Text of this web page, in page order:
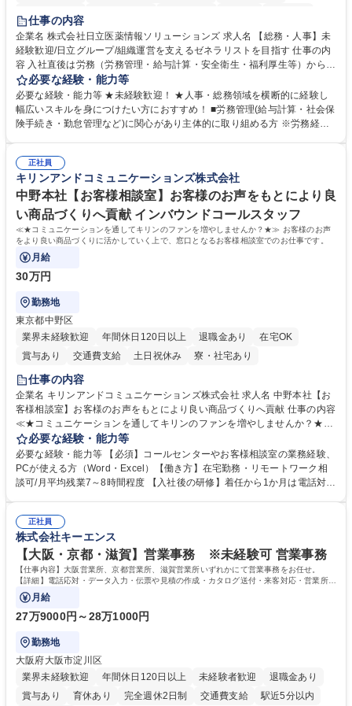
住宅手当あり
育休あり
完全週休2日制 交通費支給 土日祝休み 寮・社宅あり
仕事の内容
企業名 株式会社日立医薬情報ソリューションズ 求人名 【総務・人事】未
経験歓迎/日立グループ/組織運営を支えるゼネラリストを目指す 仕事の内
容 入社直後は労務（労務管理・給与計算・安全衛生・福利厚生等）からお
任せいたします。将来は総務・採用・教育業務へ守備範囲を広げ、組織運
営を支えるゼネラリストをめざせます。 ・初期業務：労働時間管理、給与
計算、社会保険対応、福利厚生管理、安全衛生、健康経営推進等をお任せ
します。ご経験に応じて、休職者管理など、幅広く経験を積んでいただき
幅広く経験を積みたい意欲がある方に最適な環境です。 募集職種 【総
務・人事】未経験歓迎/日立グループ/組織運営を支えるゼネラリストを目
指す
必要な経験・能力等
必要な経験・能力等 ★未経験歓迎！ ★人事・総務領域を横断的に経験し
幅広いスキルを身につけたい方におすすめ！ ■労務管理(給与計算・社会保
険手続き・勤怠管理など)に関心があり主体的に取り組める方 ※労務経験
のご経験 ■労務管理（給与計算・社会保険手続き・勤怠管理など）の経験
■衛生管理者の資格をお持ちの方 学歴・資格 学歴：大学院 大学 高専 短大
専修学校 高校 語学力： 資格：
正社員
キリンアンドコミュニケーションズ株式会社
中野本社【お客様相談室】お客様のお声をもとにより良
い商品づくりへ貢献 インバウンドコールスタッフ
≪★コミュニケーションを通してキリンのファンを増やしませんか？★≫ お客様のお声
をより良い商品づくりに活かしていく上で、窓口となるお客様相談室でのお仕事です。
月給
30万円
勤務地
東京都中野区
業界未経験歓迎
年間休日120日以上 退職金あり
在宅OK
賞与あり
交通費支給 土日祝休み 寮・社宅あり
仕事の内容
企業名 キリンアンドコミュニケーションズ株式会社 求人名 中野本社【お
客様相談室】お客様のお声をもとにより良い商品づくりへ貢献 仕事の内容
≪★コミュニケーションを通してキリンのファンを増やしませんか？★≫
お客様のお声をより良い商品づくりに活かしていく上で、窓口となるお客
様相談室でのお仕事です。 日々お客様からいただくキリングループへのご
意見を、企業活動に活かしています。お客様からの声に迅速かつ誠意をも
って対応、情報提供するとともにグループ内活動に反映しています。 【具
平均100件前後■メール・手紙：同上40件前後 募集職種 中野本社【お客様
相談室】お客様のお声をもとにより良い商品づくりへ貢献
必要な経験・能力等
必要な経験・能力等 【必須】コールセンターやお客様相談室の業務経験、
PCが使える方（Word・Excel）【働き方】在宅勤務・リモートワーク相
談可/月平均残業7～8時間程度 【入社後の研修】着任から1か月は電話対応
すのでご安心ください。 【当社について】キリングループの広報機能を担
う会社として、お客様との出会いを大切にし、磨き上げたホスピタリティ
を込めてコミュニケーションをとりながら広報関連業務を行っておりま
す。 学歴・資格 学歴：大学院 大学 高専 短大 専修学校 高校 語学力： 資
格：
正社員
株式会社キーエンス
【大阪・京都・滋賀】営業事務 ※未経験可 営業事務
【仕事内容】大阪営業所、京都営業所、滋賀営業所いずれかにて営業事務をお任せ。
【詳細】電話応対・データ入力・伝票や見積の作成・カタログ送付・来客対応・営業所内
で発生する事務業務や業務改善をお任せ。
月給
27万9000円～28万1000円
勤務地
大阪府大阪市淀川区
業界未経験歓迎
年間休日120日以上 未経験者歓迎
退職金あり
賞与あり
育休あり 完全週休2日制 交通費支給 駅近5分以内